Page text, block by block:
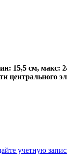
15,5 см, макс:
центрального
учетную